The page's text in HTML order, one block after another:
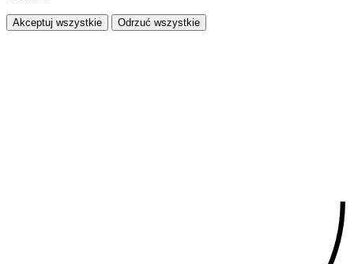
Akceptuj wszystkie Odrzuć wszystkie